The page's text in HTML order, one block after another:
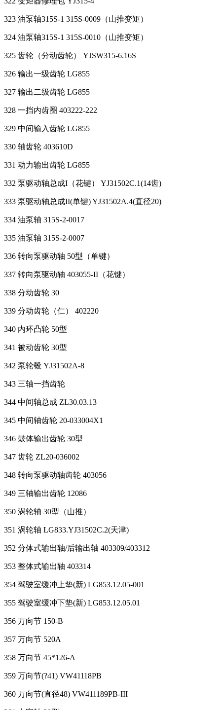
323 油泵轴315S-1 315S-0009（山推变矩）
324 油泵轴315S-1 315S-0010（山推变矩）
325 齿轮（分动齿轮） YJSW315-6.16S
326 输出一级齿轮 LG855
327 输出二级齿轮 LG855
328 一挡内齿圈 403222-222
329 中间输入齿轮 LG855
330 轴齿轮 403610D
331 动力输出齿轮 LG855
332 泵驱动轴总成I（花键） YJ31502C.1(14齿)
333 泵驱动轴总成II(单键) YJ31502A.4(直径20)
334 油泵轴 315S-2-0017
335 油泵轴 315S-2-0007
336 转向泵驱动轴 50型（单键）
337 转向泵驱动轴 403055-II（花键）
338 分动齿轮 30
339 分动齿轮（仁） 402220
340 内环凸轮 50型
341 被动齿轮 30型
342 泵轮毂 YJ31502A-8
343 三轴一挡齿轮
344 中间轴总成 ZL30.03.13
345 中间轴齿轮 20-033004X1
346 鼓体输出齿轮 30型
347 齿轮 ZL20-036002
348 转向泵驱动轴齿轮 403056
349 三轴输出齿轮 12086
350 涡轮轴 30型（山推）
351 涡轮轴 LG833.YJ31502C.2(天津)
352 分体式输出轴/后输出轴 403309/403312
353 整体式输出轴 403314
354 驾驶室缓冲上垫(新) LG853.12.05-001
355 驾驶室缓冲下垫(新) LG853.12.05.01
356 万向节 150-B
357 万向节 520A
358 万向节 45*126-A
359 万向节(?41) VW41118PB
360 万向节(直径48) VW411189PB-III